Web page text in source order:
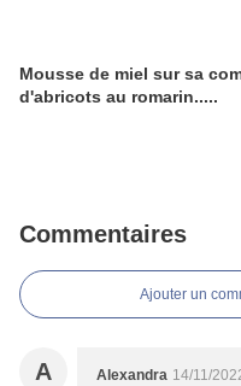
Mousse de miel sur sa
d'abricots au romarin.....
Commentaires
Ajouter un
A Alexandra 14/11/